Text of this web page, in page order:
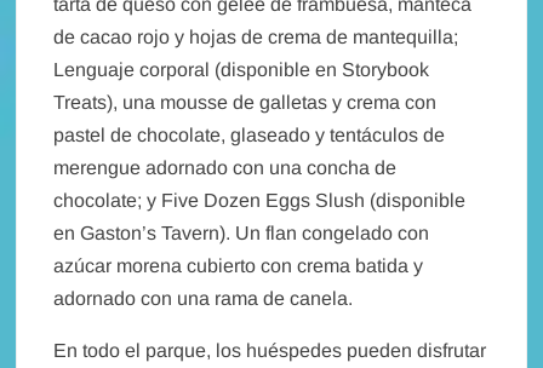
tarta de queso con gelée de frambuesa, manteca
de cacao rojo y hojas de crema de mantequilla;
Lenguaje corporal (disponible en Storybook
Treats), una mousse de galletas y crema con
pastel de chocolate, glaseado y tentáculos de
merengue adornado con una concha de
chocolate; y Five Dozen Eggs Slush (disponible
en Gaston’s Tavern). Un flan congelado con
azúcar morena cubierto con crema batida y
adornado con una rama de canela.
En todo el parque, los huéspedes pueden disfrutar